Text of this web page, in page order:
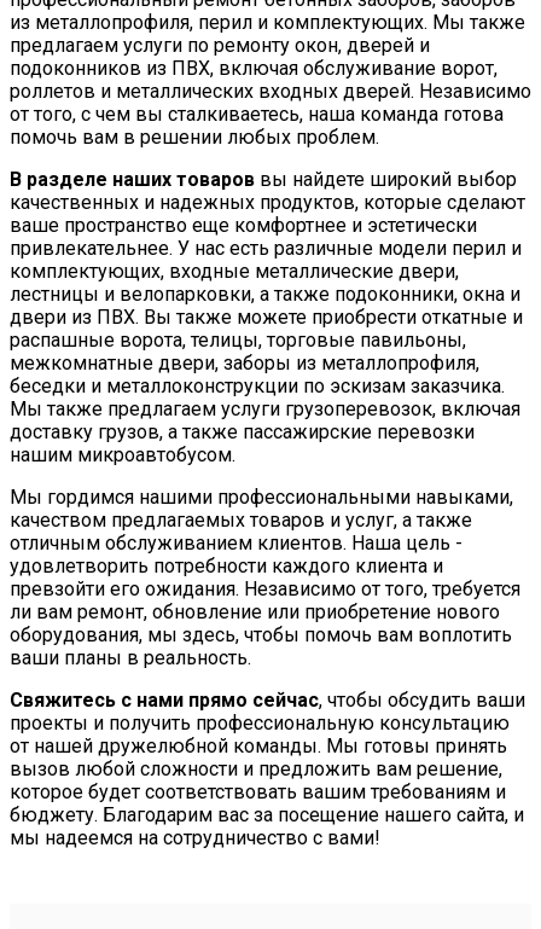
из металлопрофиля, перил и комплектующих. Мы также
предлагаем услуги по ремонту окон, дверей и
подоконников из ПВХ, включая обслуживание ворот,
роллетов и металлических входных дверей. Независимо
от того, с чем вы сталкиваетесь, наша команда готова
помочь вам в решении любых проблем.
В разделе наших товаров вы найдете широкий выбор
качественных и надежных продуктов, которые сделают
ваше пространство еще комфортнее и эстетически
привлекательнее. У нас есть различные модели перил и
комплектующих, входные металлические двери,
лестницы и велопарковки, а также подоконники, окна и
двери из ПВХ. Вы также можете приобрести откатные и
распашные ворота, телицы, торговые павильоны,
межкомнатные двери, заборы из металлопрофиля,
беседки и металлоконструкции по эскизам заказчика.
Мы также предлагаем услуги грузоперевозок, включая
доставку грузов, а также пассажирские перевозки
нашим микроавтобусом.
Мы гордимся нашими профессиональными навыками,
качеством предлагаемых товаров и услуг, а также
отличным обслуживанием клиентов. Наша цель -
удовлетворить потребности каждого клиента и
превзойти его ожидания. Независимо от того, требуется
ли вам ремонт, обновление или приобретение нового
оборудования, мы здесь, чтобы помочь вам воплотить
ваши планы в реальность.
Свяжитесь с нами прямо сейчас, чтобы обсудить ваши
проекты и получить профессиональную консультацию
от нашей дружелюбной команды. Мы готовы принять
вызов любой сложности и предложить вам решение,
которое будет соответствовать вашим требованиям и
бюджету. Благодарим вас за посещение нашего сайта, и
мы надеемся на сотрудничество с вами!